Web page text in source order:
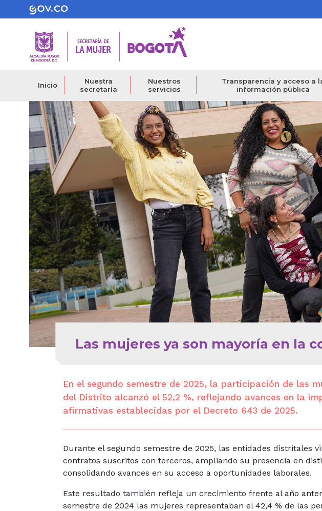
al
contenido
Inicio
Nuestra
secretaría
Nuestros
servicios
Transparencia y acceso a
información pública
Las mujeres ya son mayoría en la
En el segundo semestre de 2025, la participación de las
del Distrito alcanzó el 52,2 %, reflejando avances en la
afirmativas establecidas por el Decreto 643 de 2025.
Durante el segundo semestre de 2025, las entidades distritales
contratos suscritos con terceros, ampliando su presencia en
consolidando avances en su acceso a oportunidades laborales.
Este resultado también refleja un crecimiento frente al año
semestre de 2024 las mujeres representaban el 42,4 % de las